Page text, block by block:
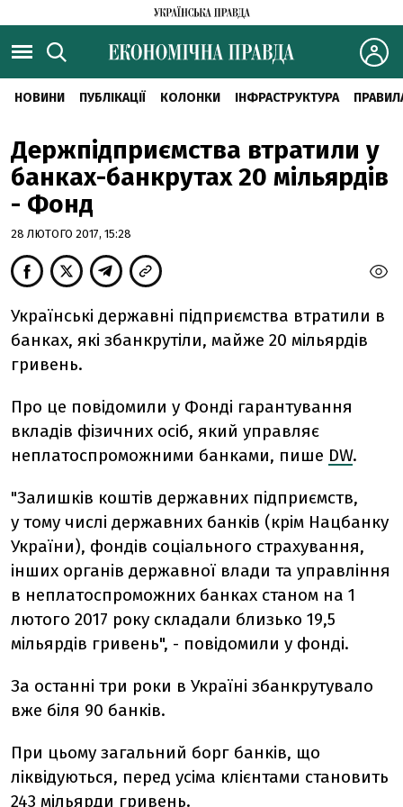
НОВИНИ ПУБЛІКАЦІЇ КОЛОНКИ ІНФРАСТРУКТУРА
Держпідприємства втратили у
банках-банкрутах 20 мільярдів
- Фонд
28 ЛЮТОГО 2017, 15:28
Українські державні підприємства втратили в
банках, які збанкрутіли, майже 20 мільярдів
гривень.
Про це повідомили у Фонді гарантування
вкладів фізичних осіб, який управляє
неплатоспроможними банками, пише DW.
"Залишків коштів державних підприємств,
у тому числі державних банків (крім Нацбанку
України), фондів соціального страхування,
інших органів державної влади та управління
в неплатоспроможних банках станом на 1
лютого 2017 року складали близько 19,5
мільярдів гривень", - повідомили у фонді.
За останні три роки в Україні збанкрутувало
вже біля 90 банків.
При цьому загальний борг банків, що
ліквідуються, перед усіма клієнтами становить
243 мільярди гривень.